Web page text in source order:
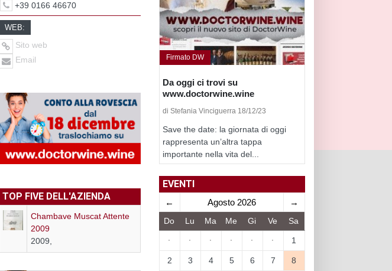
+39 0166 46670
WEB:
Sito web
Email
TOP FIVE DELL'AZIENDA
Chambave Muscat Attente
2009
2009,
Firmato DW
Da oggi ci trovi su
www.doctorwine.wine
di Stefania Vinciguerra 18/12/23
Save the date: la giornata di oggi
rappresenta un’altra tappa
importante nella vita del...
EVENTI
← Agosto 2026 →
Do Lu Ma Me Gi Ve Sa
· · · · · · 1
2 3 4 5 6 7 8